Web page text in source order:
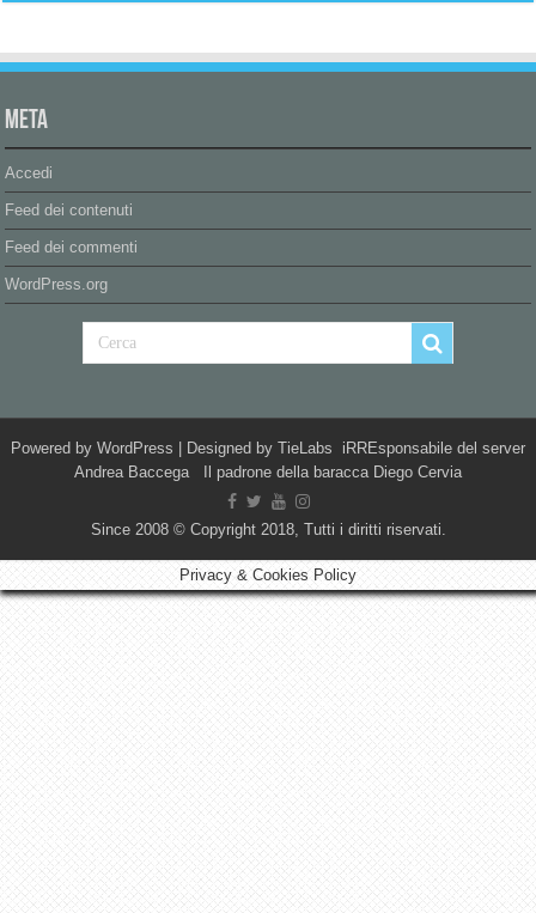
Meta
Accedi
Feed dei contenuti
Feed dei commenti
WordPress.org
Powered by WordPress | Designed by TieLabs iRREsponsabile del server
Andrea Baccega Il padrone della baracca Diego Cervia
Since 2008 © Copyright 2018, Tutti i diritti riservati.
Privacy & Cookies Policy